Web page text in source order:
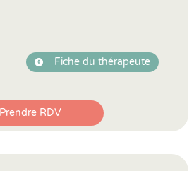
Fiche du thérapeute
Prendre RDV